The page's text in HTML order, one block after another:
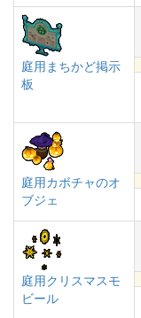
庭用まちかど掲示
板
庭用カボチャのオ
ブジェ
庭用クリスマスモ
ビール